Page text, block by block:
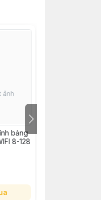
bảng
8-128